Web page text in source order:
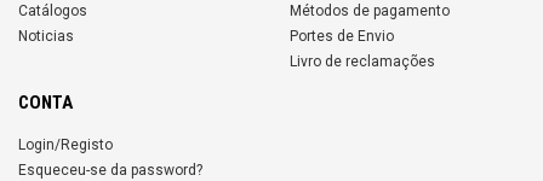
Catálogos
Noticias
Métodos de pagamento
Portes de Envio
Livro de reclamações
CONTA
Login/Registo
Esqueceu-se da password?